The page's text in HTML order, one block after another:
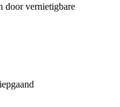
door vernietigbare